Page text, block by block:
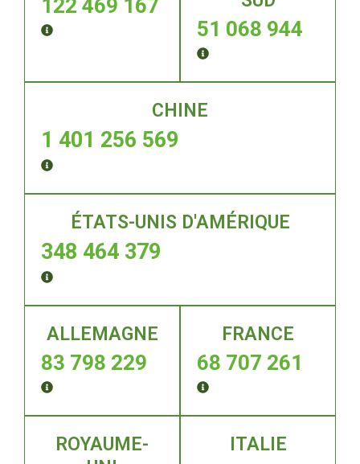
122 469 167
51 068 944
CHINE
1 401 256 569
ÉTATS-UNIS D'AMÉRIQUE
348 464 379
ALLEMAGNE
83 798 228
FRANCE
68 707 261
ROYAUME-
ITALIE